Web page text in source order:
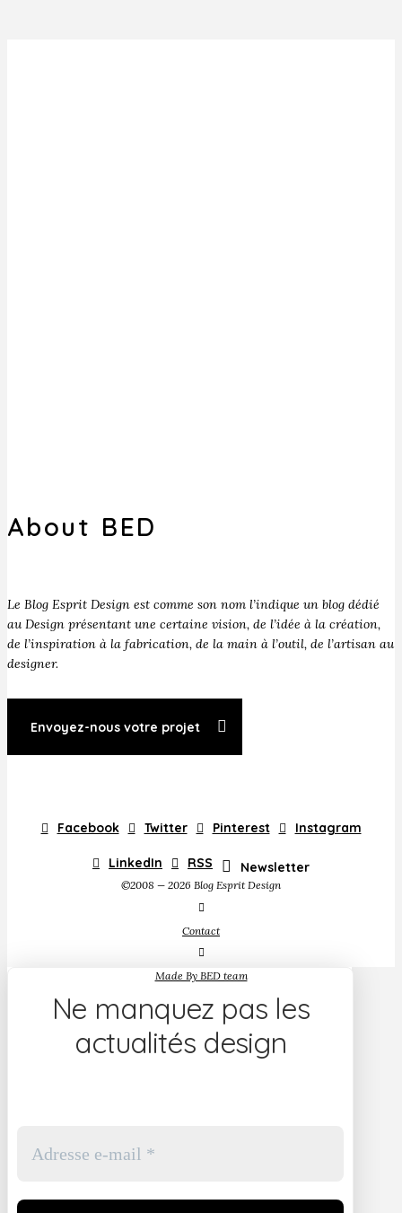
About BED
Le Blog Esprit Design est comme son nom l’indique un blog dédié
au Design présentant une certaine vision, de l’idée à la création,
de l’inspiration à la fabrication, de la main à l’outil, de l’artisan au
designer.
Envoyez-nous votre projet
Facebook Twitter Pinterest Instagram
LinkedIn RSS Newsletter
©2008 — 2026 Blog Esprit Design
Contact
Made By BED team
Ne manquez pas les
actualités design